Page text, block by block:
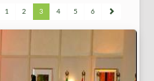
1 2 3 4 5 6